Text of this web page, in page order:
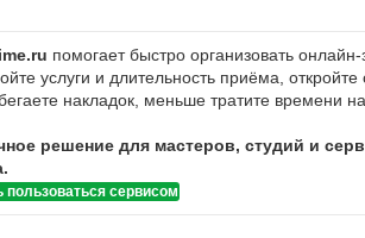
помогает быстро организовать
услуги и длительность приёма,
накладок, меньше тратите времени
решение для мастеров, студий и
пользоваться сервисом